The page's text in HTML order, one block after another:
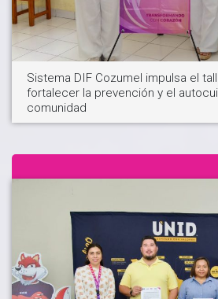
Sistema DIF Cozumel impulsa el
fortalecer la prevención y el
comunidad